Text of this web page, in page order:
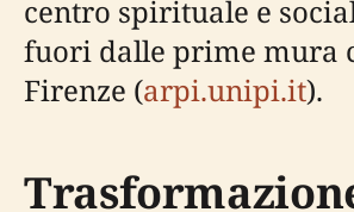
centro spirituale e
fuori dalle prime mura
Firenze (arpi.unipi.it).